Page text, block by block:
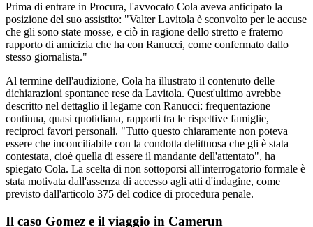
Prima di entrare in Procura, l'avvocato Cola aveva anticipato la
posizione del suo assistito: "Valter Lavitola è sconvolto per le accuse
che gli sono state mosse, e ciò in ragione dello stretto e fraterno
rapporto di amicizia che ha con Ranucci, come confermato dallo
stesso giornalista."
Al termine dell'audizione, Cola ha illustrato il contenuto delle
dichiarazioni spontanee rese da Lavitola. Quest'ultimo avrebbe
descritto nel dettaglio il legame con Ranucci: frequentazione
continua, quasi quotidiana, rapporti tra le rispettive famiglie,
reciproci favori personali. "Tutto questo chiaramente non poteva
essere che inconciliabile con la condotta delittuosa che gli è stata
contestata, cioè quella di essere il mandante dell'attentato", ha
spiegato Cola. La scelta di non sottoporsi all'interrogatorio formale è
stata motivata dall'assenza di accesso agli atti d'indagine, come
previsto dall'articolo 375 del codice di procedura penale.
Il caso Gomez e il viaggio in Camerun